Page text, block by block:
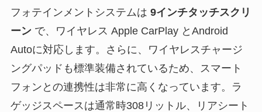
フォテインメントシステムは 9インチタッチスクリ
ーンで、ワイヤレス Apple CarPlay とAndroid
Autoに対応します。さらに、ワイヤレスチャージ
ングパッドも標準装備されているため、スマート
フォンとの連携性は非常に高くなっています。ラ
ゲッジスペースは通常時308リットル、リアシート